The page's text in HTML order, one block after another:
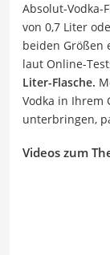
Absolut-Vodka-
von 0,7 Liter
beiden Größen
laut Online-
Liter-Flasche.
Vodka in Ihrem
unterbringen,
Videos zum